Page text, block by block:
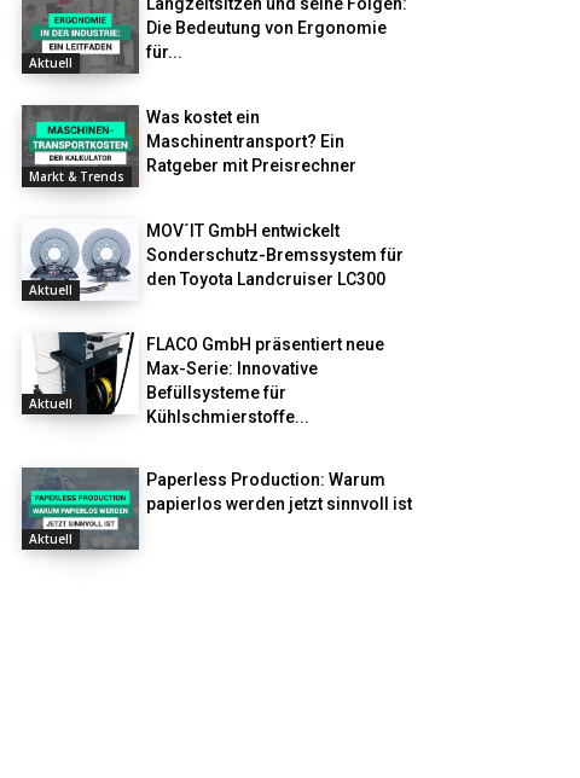
Aktuell
Die Bedeutung von Ergonomie
für...
Markt & Trends
Was kostet ein
Maschinentransport? Ein
Ratgeber mit Preisrechner
Aktuell
MOV´IT GmbH entwickelt
Sonderschutz-Bremssystem für
den Toyota Landcruiser LC300
Aktuell
FLACO GmbH präsentiert neue
Max-Serie: Innovative
Befüllsysteme für
Kühlschmierstoffe...
Aktuell
Paperless Production: Warum
papierlos werden jetzt sinnvoll ist